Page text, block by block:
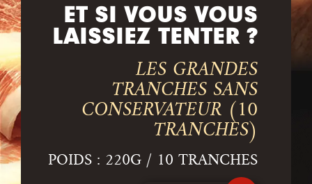
ET SI VOUS VOUS
LAISSIEZ TENTER ?
LES GRANDES
TRANCHES SANS
CONSERVATEUR (10
TRANCHES)
POIDS : 220G / 10 TRANCHES